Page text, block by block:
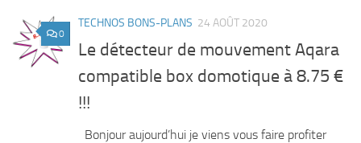
0
TECHNOS BONS-PLANS 24 AOÛT 2020
Le détecteur de mouvement Aqara
compatible box domotique à 8.75 €
!!!
Bonjour aujourd’hui je viens vous faire profiter